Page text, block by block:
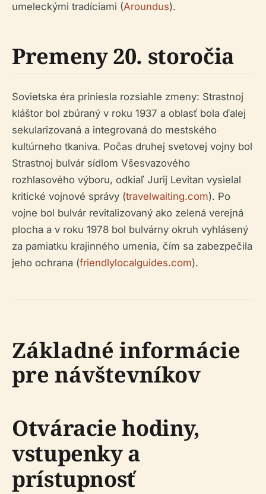
umeleckými tradíciami (Aroundus).
Premeny 20. storočia
Sovietska éra priniesla rozsiahle zmeny: Strastnoj
kláštor bol zbúraný v roku 1937 a oblasť bola ďalej
sekularizovaná a integrovaná do mestského
kultúrneho tkaniva. Počas druhej svetovej vojny bol
Strastnoj bulvár sídlom Všesvazového
rozhlasového výboru, odkiaľ Jurij Levitan vysielal
kritické vojnové správy (travelwaiting.com). Po
vojne bol bulvár revitalizovaný ako zelená verejná
plocha a v roku 1978 bol bulvárny okruh vyhlásený
za pamiatku krajinného umenia, čím sa zabezpečila
jeho ochrana (friendlylocalguides.com).
Základné informácie
pre návštevníkov
Otváracie hodiny,
vstupenky a
prístupnosť